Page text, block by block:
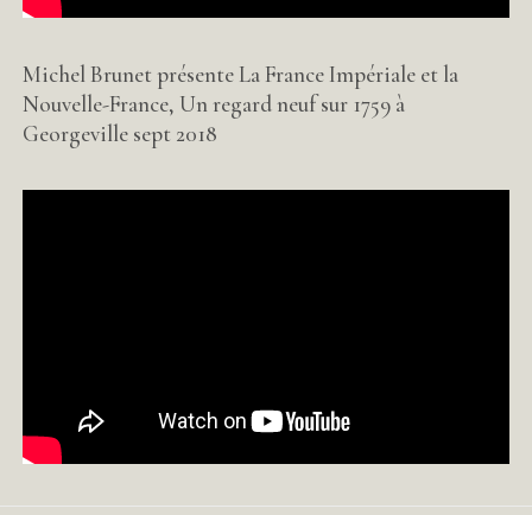
Michel Brunet présente La France Impériale et la
Nouvelle-France, Un regard neuf sur 1759 à
Georgeville sept 2018